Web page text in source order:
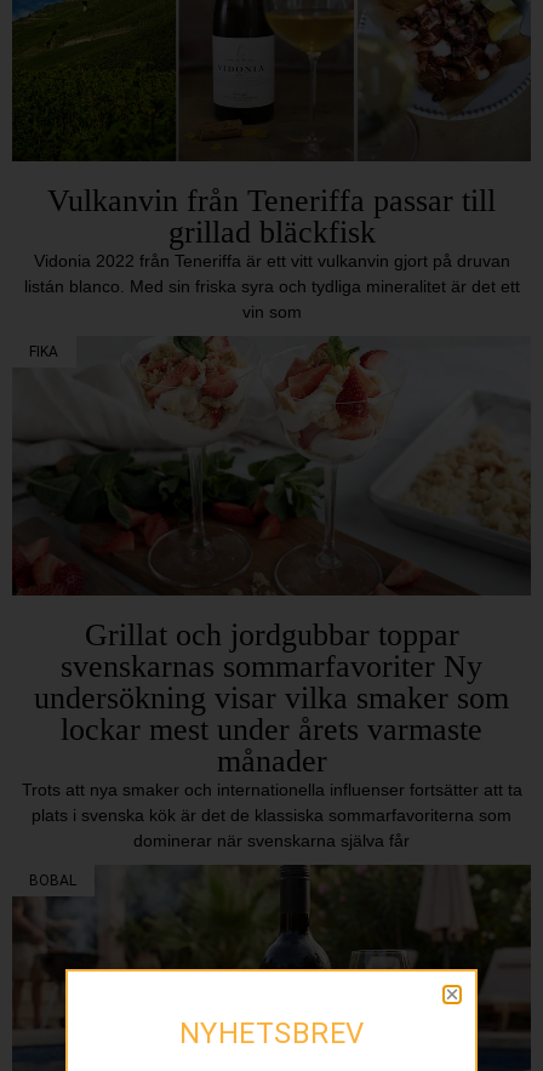
Vulkanvin från Teneriffa passar till
grillad bläckfisk
Vidonia 2022 från Teneriffa är ett vitt vulkanvin gjort på druvan
listán blanco. Med sin friska syra och tydliga mineralitet är det ett
vin som
FIKA
Grillat och jordgubbar toppar
svenskarnas sommarfavoriter Ny
undersökning visar vilka smaker som
lockar mest under årets varmaste
månader
Trots att nya smaker och internationella influenser fortsätter att ta
plats i svenska kök är det de klassiska sommarfavoriterna som
dominerar när svenskarna själva får
BOBAL
NYHETSBREV